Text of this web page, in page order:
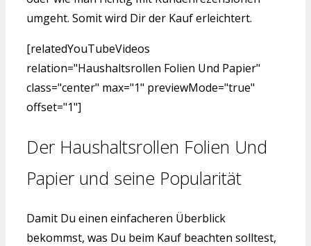
umgeht. Somit wird Dir der Kauf erleichtert.
[relatedYouTubeVideos
relation="Haushaltsrollen Folien Und Papier"
class="center" max="1" previewMode="true"
offset="1"]
Der Haushaltsrollen Folien Und
Papier und seine Popularität
Damit Du einen einfacheren Überblick
bekommst, was Du beim Kauf beachten solltest,